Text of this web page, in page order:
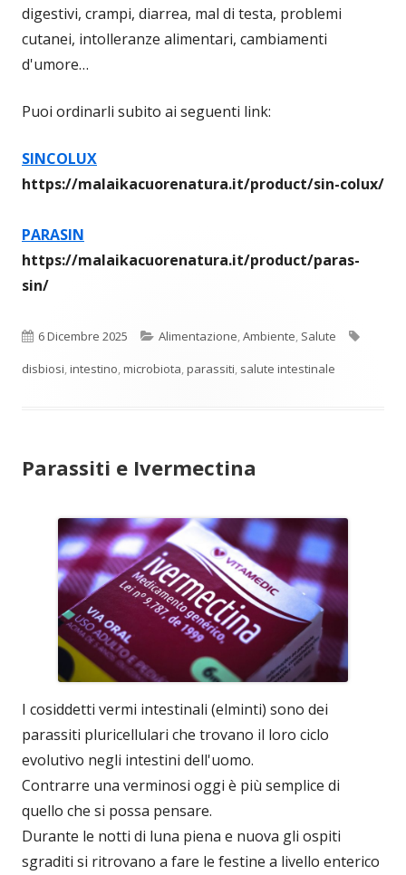
digestivi, crampi, diarrea, mal di testa, problemi
cutanei, intolleranze alimentari, cambiamenti
d'umore…
Puoi ordinarli subito ai seguenti link:
SINCOLUX
https://malaikacuorenatura.it/product/sin-colux/
PARASIN
https://malaikacuorenatura.it/product/paras-
sin/
Pubblicato
6 Dicembre 2025 Categorie
Alimentazione,Ambiente, Salute
disbiosi,intestino,microbiota,parassiti, salute intestinale
Parassiti e Ivermectina
I cosiddetti vermi intestinali (elminti) sono dei
parassiti pluricellulari che trovano il loro ciclo
evolutivo negli intestini dell'uomo.
Contrarre una verminosi oggi è più semplice di
quello che si possa pensare.
Durante le notti di luna piena e nuova gli ospiti
sgraditi si ritrovano a fare le festine a livello enterico